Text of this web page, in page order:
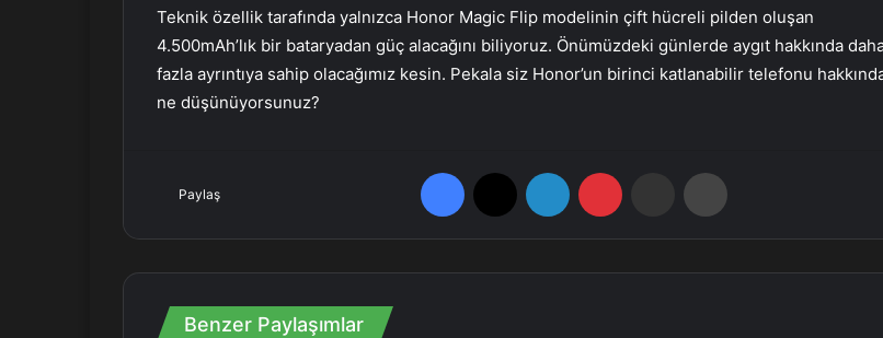
Teknik özellik tarafında yalnızca Honor Magic Flip modelinin çift hücreli pilden oluşan
4.500mAh’lık bir bataryadan güç alacağını biliyoruz. Önümüzdeki günlerde aygıt hakkında
fazla ayrıntıya sahip olacağımız kesin. Pekala siz Honor’un birinci katlanabilir telefonu
ne düşünüyorsunuz?
Paylaş
Benzer Paylaşımlar